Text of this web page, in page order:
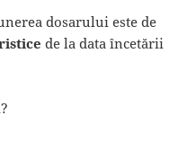
dosarului este de
de la data încetării